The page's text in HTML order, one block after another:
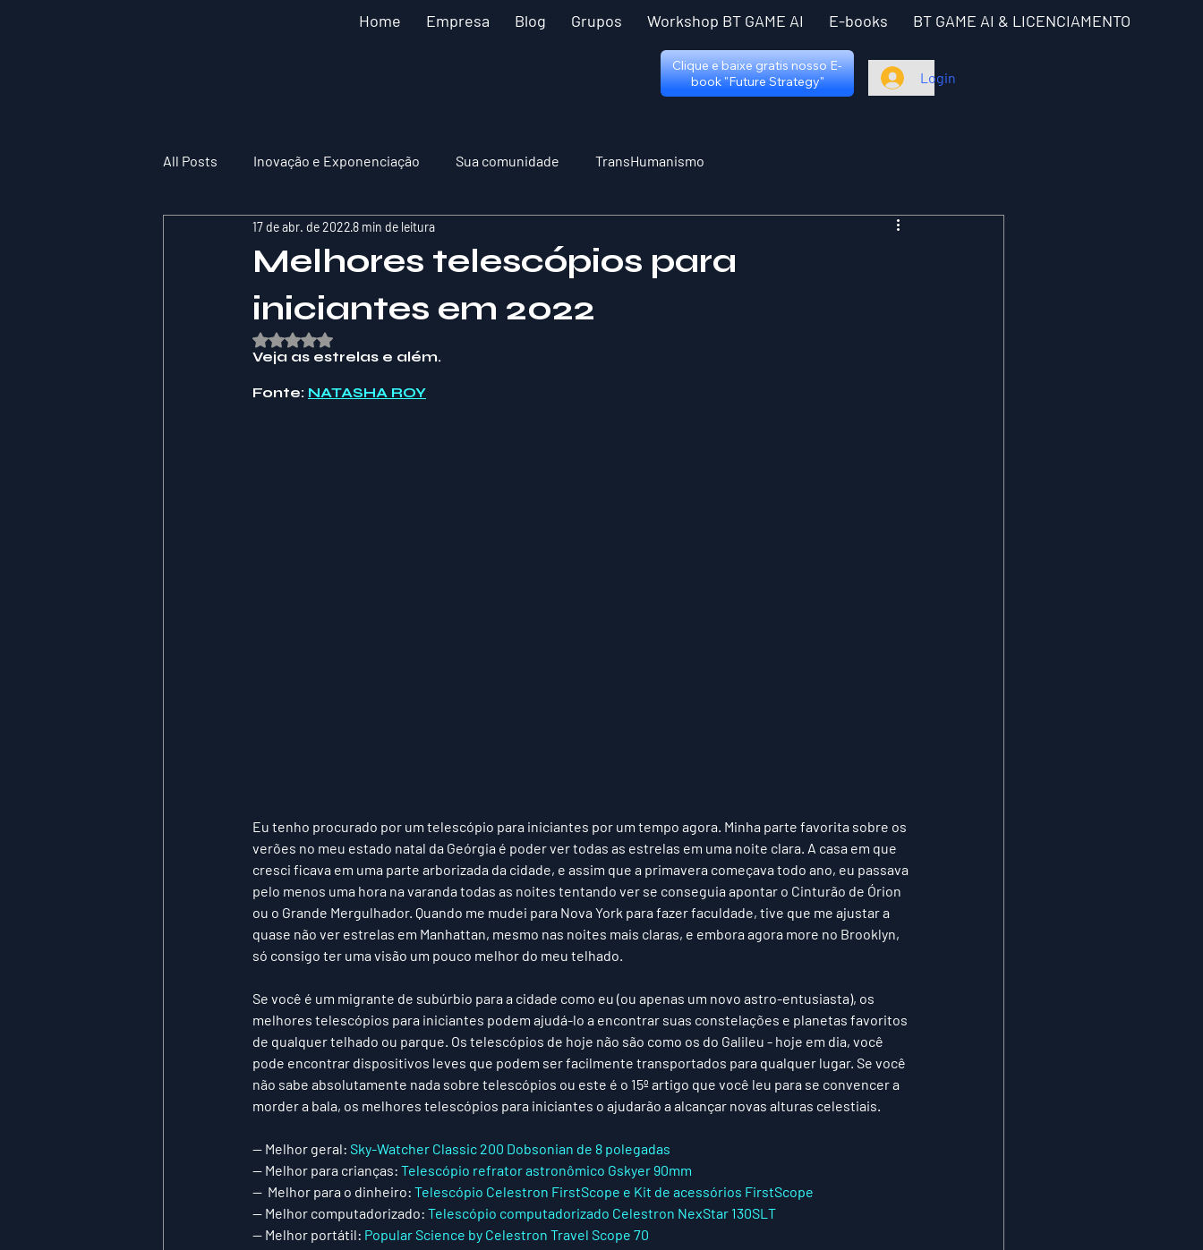
Home Empresa Blog Grupos Workshop BT GAME AI E-books BT GAME AI & LICENCIAMENTO
Clique e baixe gratis nosso E-
book "Future Strategy"
Login
All Posts Inovação e Exponenciação Sua comunidade TransHumanismo
Melhores telescópios para
iniciantes em 2022
17 de abr. de 20228 min de leitura
Avaliado com NaN de 5 estrelas.
Veja as estrelas e além.
Fonte: NATASHA ROY
Eu tenho procurado por um telescópio para iniciantes por um tempo agora. Minha parte favorita sobre os
verões no meu estado natal da Geórgia é poder ver todas as estrelas em uma noite clara. A casa em que
cresci ficava em uma parte arborizada da cidade, e assim que a primavera começava todo ano, eu passava
pelo menos uma hora na varanda todas as noites tentando ver se conseguia apontar o Cinturão de Órion
ou o Grande Mergulhador. Quando me mudei para Nova York para fazer faculdade, tive que me ajustar a
quase não ver estrelas em Manhattan, mesmo nas noites mais claras, e embora agora more no Brooklyn,
só consigo ter uma visão um pouco melhor do meu telhado.
Se você é um migrante de subúrbio para a cidade como eu (ou apenas um novo astro-entusiasta), os
melhores telescópios para iniciantes podem ajudá-lo a encontrar suas constelações e planetas favoritos
de qualquer telhado ou parque. Os telescópios de hoje não são como os do Galileu - hoje em dia, você
pode encontrar dispositivos leves que podem ser facilmente transportados para qualquer lugar. Se você
não sabe absolutamente nada sobre telescópios ou este é o 15º artigo que você leu para se convencer a
morder a bala, os melhores telescópios para iniciantes o ajudarão a alcançar novas alturas celestiais.
— Melhor geral: Sky-Watcher Classic 200 Dobsonian de 8 polegadas
— Melhor para crianças: Telescópio refrator astronômico Gskyer 90mm
— Melhor para o dinheiro: Telescópio Celestron FirstScope e Kit de acessórios FirstScope
— Melhor computadorizado: Telescópio computadorizado Celestron NexStar 130SLT
— Melhor portátil: Popular Science by Celestron Travel Scope 70